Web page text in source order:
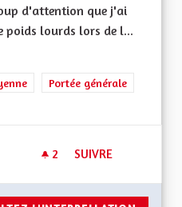
d'attention que j'ai
lourds lors de l...
Portée générale
2 2 ABONNÉS
SUIVRE